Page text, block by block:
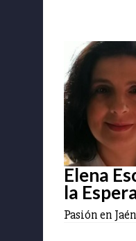
Elena
la
Pasión en Jaén